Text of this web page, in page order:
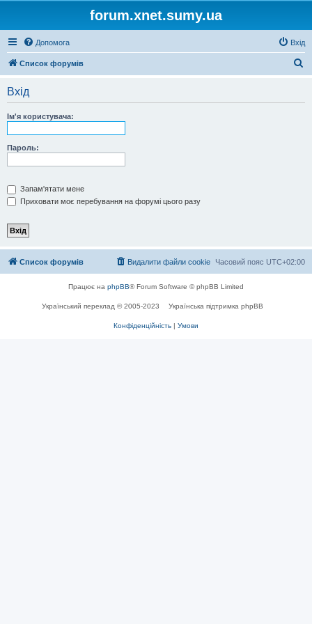
forum.xnet.sumy.ua
Допомога Вхід
Список форумів
Вхід
Ім'я користувача:
Пароль:
Запам'ятати мене
Приховати моє перебування на форумі цього разу
Список форумів Часовий пояс UTC+02:00
Видалити файли cookie
Працює на phpBB® Forum Software © phpBB Limited
Український переклад © 2005-2023 Українська підтримка phpBB
Конфіденційність | Умови